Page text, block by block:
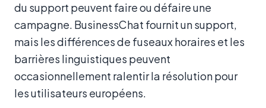
du support peuvent faire ou défaire une
campagne. BusinessChat fournit un support,
mais les différences de fuseaux horaires et les
barrières linguistiques peuvent
occasionnellement ralentir la résolution pour
les utilisateurs européens.